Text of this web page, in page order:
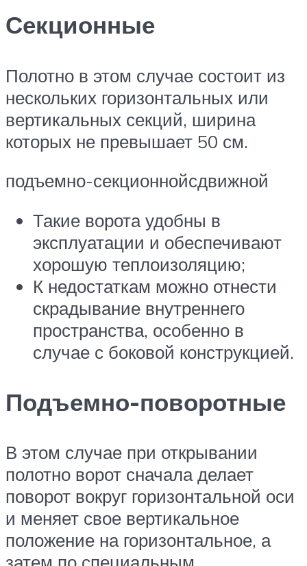
Секционные
Полотно в этом случае состоит из
нескольких горизонтальных или
вертикальных секций, ширина
которых не превышает 50 см.
подъемно-секционнойсдвижной
Такие ворота удобны в
эксплуатации и обеспечивают
хорошую теплоизоляцию;
К недостаткам можно отнести
скрадывание внутреннего
пространства, особенно в
случае с боковой конструкцией.
Подъемно-поворотные
В этом случае при открывании
полотно ворот сначала делает
поворот вокруг горизонтальной оси
и меняет свое вертикальное
положение на горизонтальное, а